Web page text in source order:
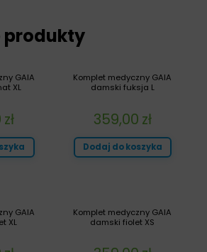
produkty
Komplet medyczny GAIA
damski fuksja L
359,00 zł
Dodaj do koszyka
GAIA
XL
zł
Komplet medyczny GAIA
damski fiolet XS
GAIA
XL